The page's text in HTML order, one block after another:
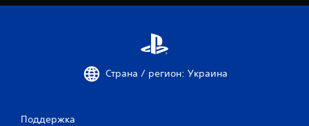
Страна / регион: Украина
Поддержка